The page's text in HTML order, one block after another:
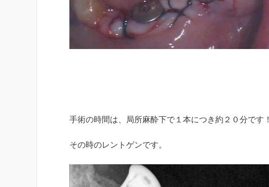
手術の時間は、局所麻酔下で１本につき約２０分です！
その時のレントゲンです。